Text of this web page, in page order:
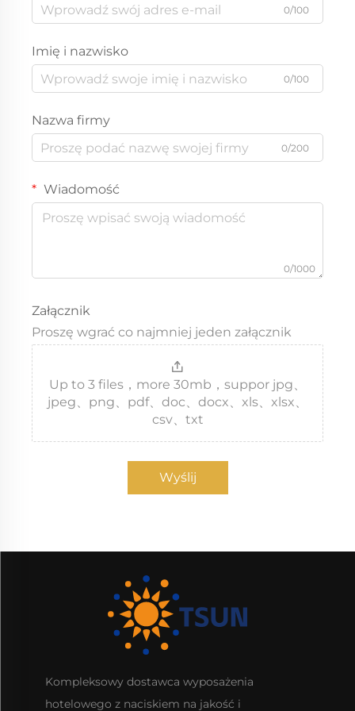
0/100
Imię i nazwisko
0/100
Nazwa firmy
0/200
Wiadomość
0/1000
Załącznik
Proszę wgrać co najmniej jeden załącznik
Up to 3 files，more 30mb，suppor jpg、
jpeg、png、pdf、doc、docx、xls、xlsx、
csv、txt
Wyślij
Kompleksowy dostawca wyposażenia
hotelowego z naciskiem na jakość i